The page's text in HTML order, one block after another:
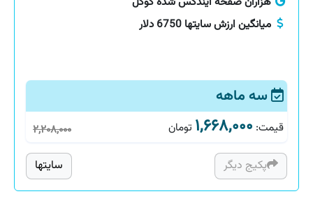
میانگین ارزش سایتها 6750 دلار
سه ماهه
قیمت: ۱,۶۶۸,۰۰۰ تومان ۲,۲۰۸,۰۰۰
سایتها پکیج دیگر